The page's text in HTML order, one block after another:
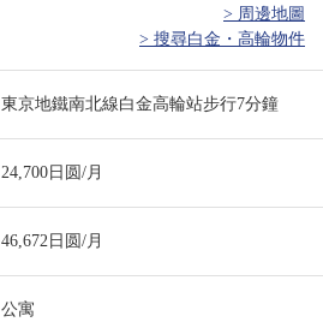
> 周邊地圖
> 搜尋白金・高輪物件
東京地鐵南北線白金高輪站步行7分鐘
24,700日圆/月
46,672日圆/月
公寓